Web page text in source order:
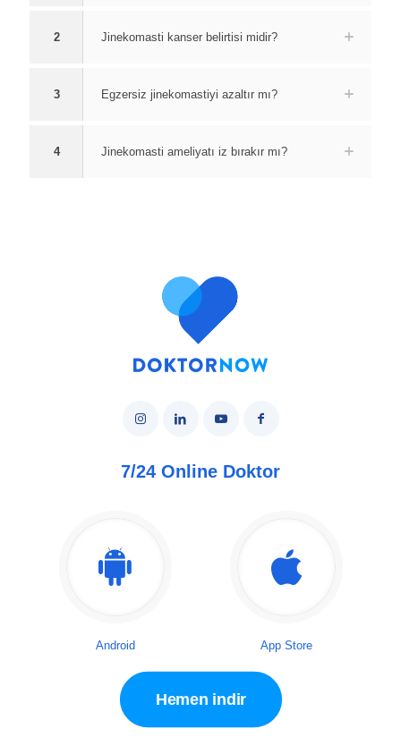
2 Jinekomasti kanser belirtisi midir?
3 Egzersiz jinekomastiyi azaltır mı?
4 Jinekomasti ameliyatı iz bırakır mı?
7/24 Online Doktor
Android App Store
Hemen indir